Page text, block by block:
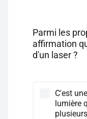
Parmi les
affirmation
d'un laser ?
C'est
lumière